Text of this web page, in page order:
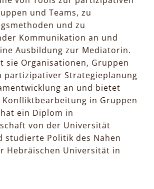
und Teams, zu
und zu
Kommunikation an und
Ausbildung zur Mediatorin.
sie Organisationen, Gruppen
partizipativer Strategieplanung
an und bietet
Konfliktbearbeitung in Gruppen
ein Diplom in
von der Universität
studierte Politik des Nahen
Hebräischen Universität in